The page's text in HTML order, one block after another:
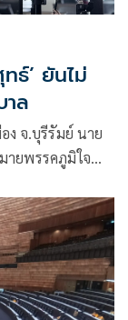
ธ์’ ยันไม่
าล
ง จ.บุรีรัมย์ นาย
ายพรรคภูมิใจ